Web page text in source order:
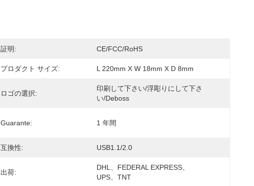
証明: CE/FCC/RoHS
プロダクト サイズ: L 220mm X W 18mm X D 8mm
ロゴの選択:
印刷して下さい/浮彫りにして下さ
い/Deboss
Guarante: 1 年間
互換性: USB1.1/2.0
出荷:
DHL、FEDERAL EXPRESS、
UPS、TNT